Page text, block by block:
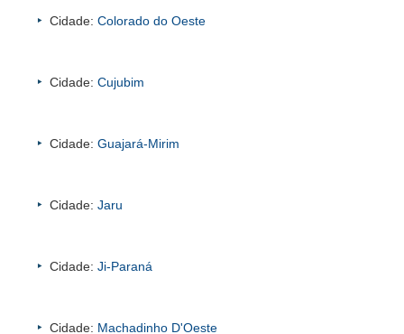
Cidade: Colorado do Oeste
Cidade: Cujubim
Cidade: Guajará-Mirim
Cidade: Jaru
Cidade: Ji-Paraná
Cidade: Machadinho D'Oeste